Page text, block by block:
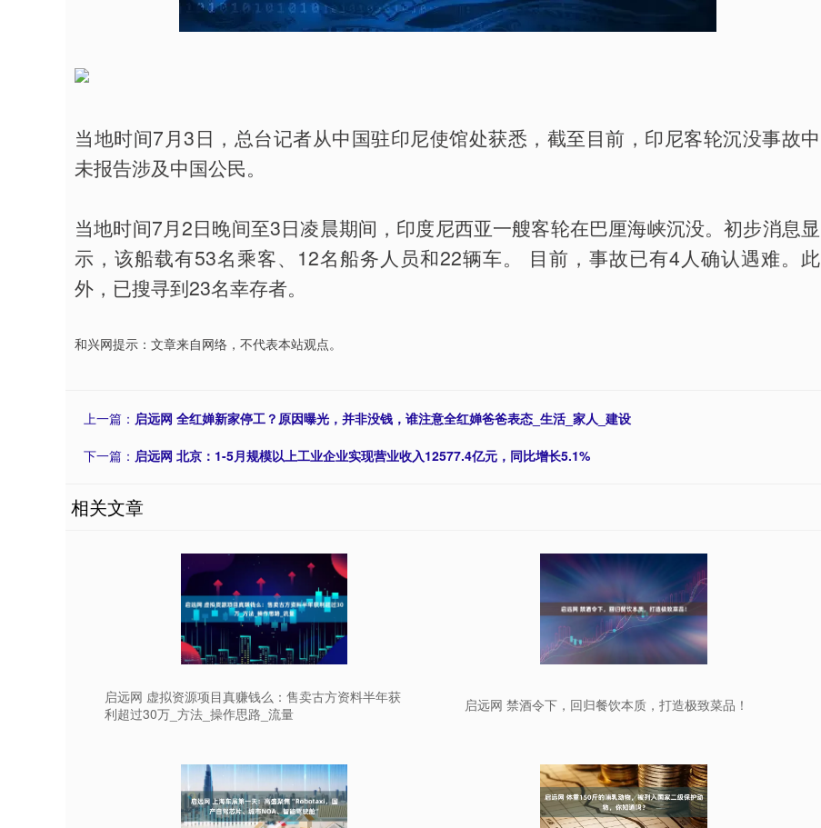
当地时间7月3日，总台记者从中国驻印尼使馆处获悉，截至目前，印尼客轮沉没事故中
未报告涉及中国公民。
当地时间7月2日晚间至3日凌晨期间，印度尼西亚一艘客轮在巴厘海峡沉没。初步消息显
示，该船载有53名乘客、12名船务人员和22辆车。 目前，事故已有4人确认遇难。此
外，已搜寻到23名幸存者。
和兴网提示：文章来自网络，不代表本站观点。
上一篇： 启远网 全红婵新家停工？原因曝光，并非没钱，谁注意全红婵爸爸表态_生活_家人_建设
下一篇： 启远网 北京：1-5月规模以上工业企业实现营业收入12577.4亿元，同比增长5.1%
相关文章
启远网 虚拟资源项目真赚钱么：售卖古方资料半年获
利超过30万_方法_操作思路_流量
启远网 禁酒令下，回归餐饮本质，打造极致菜品！